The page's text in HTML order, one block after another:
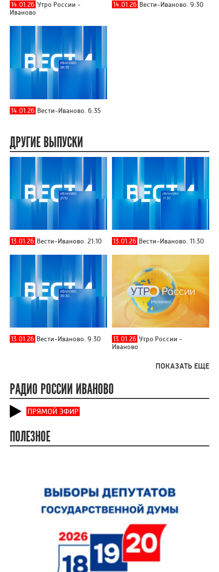
14.01.26 Утро России -
Иваново
14.01.26 Вести-Иваново. 9:30
14.01.26 Вести-Иваново. 6:35
ДРУГИЕ ВЫПУСКИ
13.01.26 Вести-Иваново. 21:10 13.01.26 Вести-Иваново. 11:30
13.01.26 Вести-Иваново. 9:30 13.01.26 Утро России -
Иваново
ПОКАЗАТЬ ЕЩЕ
РАДИО РОССИИ ИВАНОВО
ПРЯМОЙ ЭФИР
ПОЛЕЗНОЕ